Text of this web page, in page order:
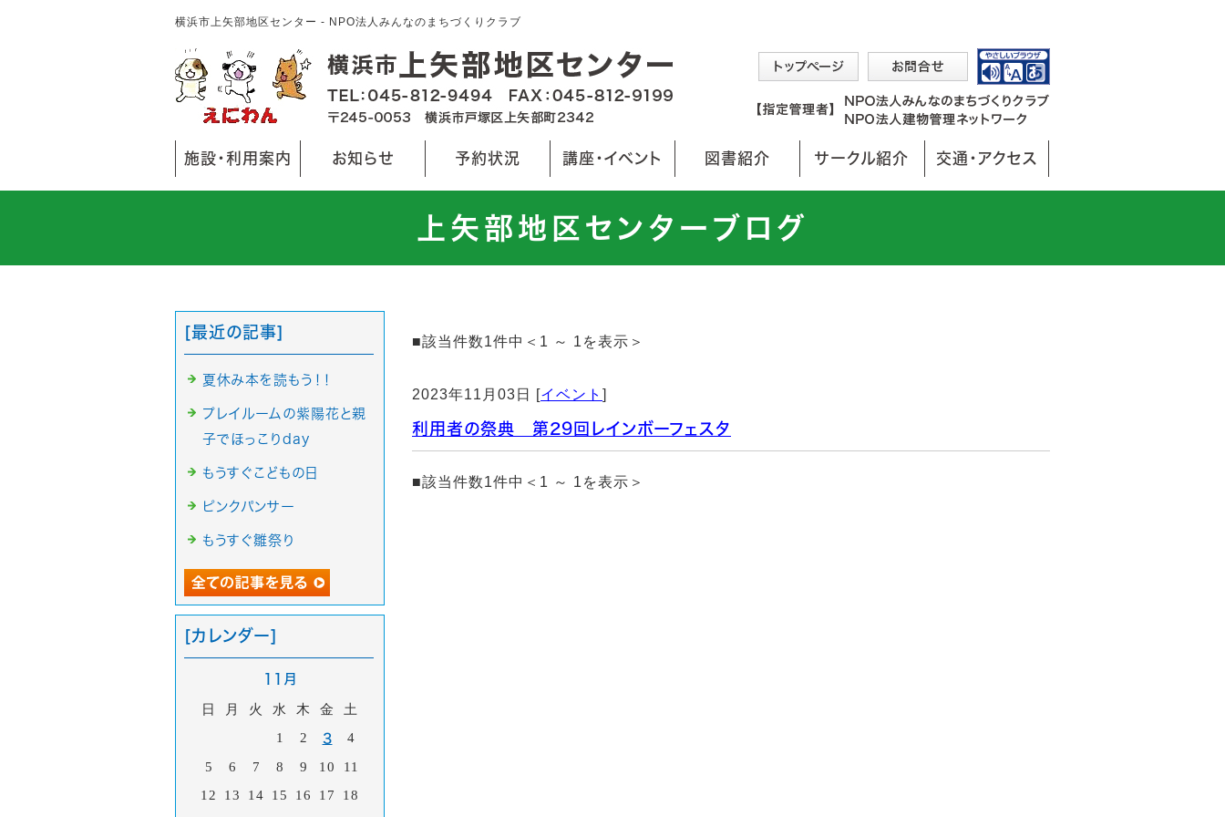
横浜市上矢部地区センター - NPO法人みんなのまちづくりクラブ
施設・利用案内 お知らせ 予約状況 講座・イベント 図書紹介 サークル紹介 交通・アクセス
上矢部地区センターブログ
■該当件数1件中＜1 ～ 1を表示＞
2023年11月03日 [イベント ]
利用者の祭典 第29回レインボーフェスタ
■該当件数1件中＜1 ～ 1を表示＞
[最近の記事]
夏休み本を読もう！！
プレイルームの紫陽花と親
子でほっこりday
もうすぐこどもの日
ピンクパンサー
もうすぐ雛祭り
[カレンダー]
11月
日 月 火 水 木 金
土
1
2 3
4
5
6 7 8 9 10
11
12
13 14 15 16 17
18